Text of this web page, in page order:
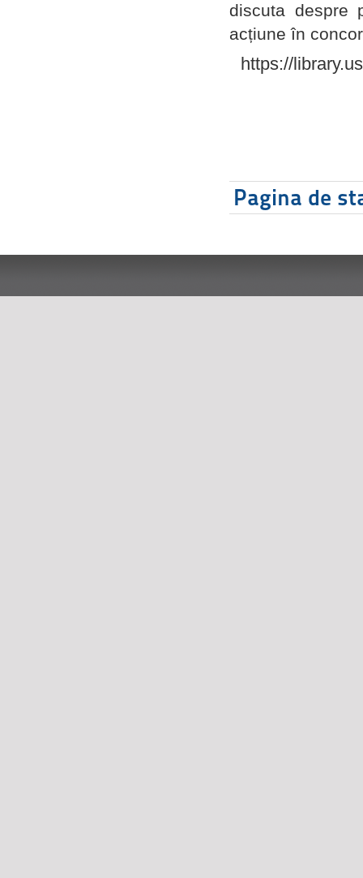
discuta despre
acțiune în
https://
Pagina de